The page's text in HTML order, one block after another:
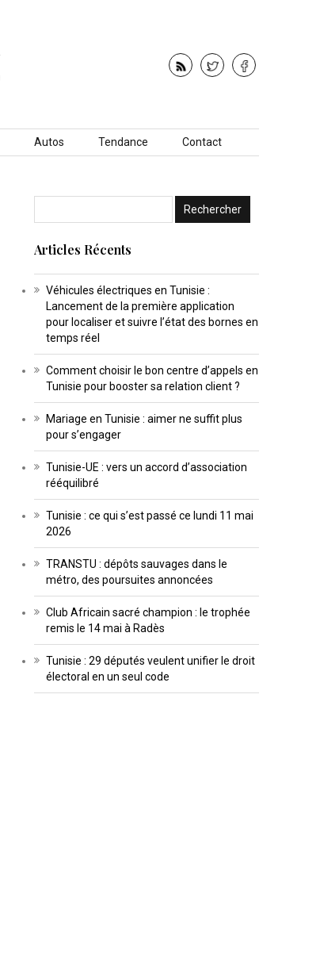
Autos Tendance Contact
Articles Récents
Véhicules électriques en Tunisie :
Lancement de la première application
pour localiser et suivre l’état des bornes en
temps réel
Comment choisir le bon centre d’appels en
Tunisie pour booster sa relation client ?
Mariage en Tunisie : aimer ne suffit plus
pour s’engager
Tunisie-UE : vers un accord d’association
rééquilibré
Tunisie : ce qui s’est passé ce lundi 11 mai
2026
TRANSTU : dépôts sauvages dans le
métro, des poursuites annoncées
Club Africain sacré champion : le trophée
remis le 14 mai à Radès
Tunisie : 29 députés veulent unifier le droit
électoral en un seul code